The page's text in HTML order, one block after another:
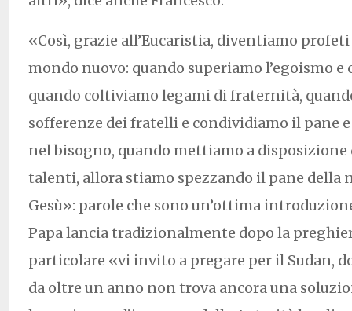
«Così, grazie all’Eucaristia, diventiamo
mondo nuovo: quando superiamo l’egoismo e
quando coltiviamo legami di fraternità,
sofferenze dei fratelli e condividiamo il pane
nel bisogno, quando mettiamo a
talenti, allora stiamo spezzando il pane della
Gesù»: parole che sono un’ottima
Papa lancia tradizionalmente dopo la
particolare «vi invito a pregare per il Sudan,
da oltre un anno non trova ancora una